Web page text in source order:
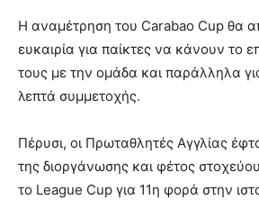
Η αναμέτρηση του Carabao Cup θα
ευκαιρία για παίκτες να κάνουν το
τους με την ομάδα και παράλληλα
λεπτά συμμετοχής.
Πέρυσι, οι Πρωταθλητές Αγγλίας
της διοργάνωσης και φέτος
το League Cup για 11η φορά στην